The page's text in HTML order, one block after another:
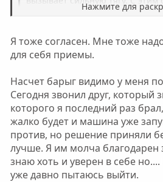
что-то сделать, чтобы оно
Я с тобой более чем согласен! Я
чувствовал опасность.
Сейчас я выработал приемчики
как только почую чутье, но до
сначала гнилые мысли, потом
типа узнать как дела и в конце
к одному. Только теперь некому
Нажмите для
Я тоже согласен. Мне тоже
для себя приемы.
Насчет барыг видимо у меня
Сегодня звонил друг, который
которого я последний раз
жалко будет и машина уже
против, но решение приняли
лучше. Я им молча благодарен
знаю хоть и уверен в себе
уже давно пытаюсь выйти.